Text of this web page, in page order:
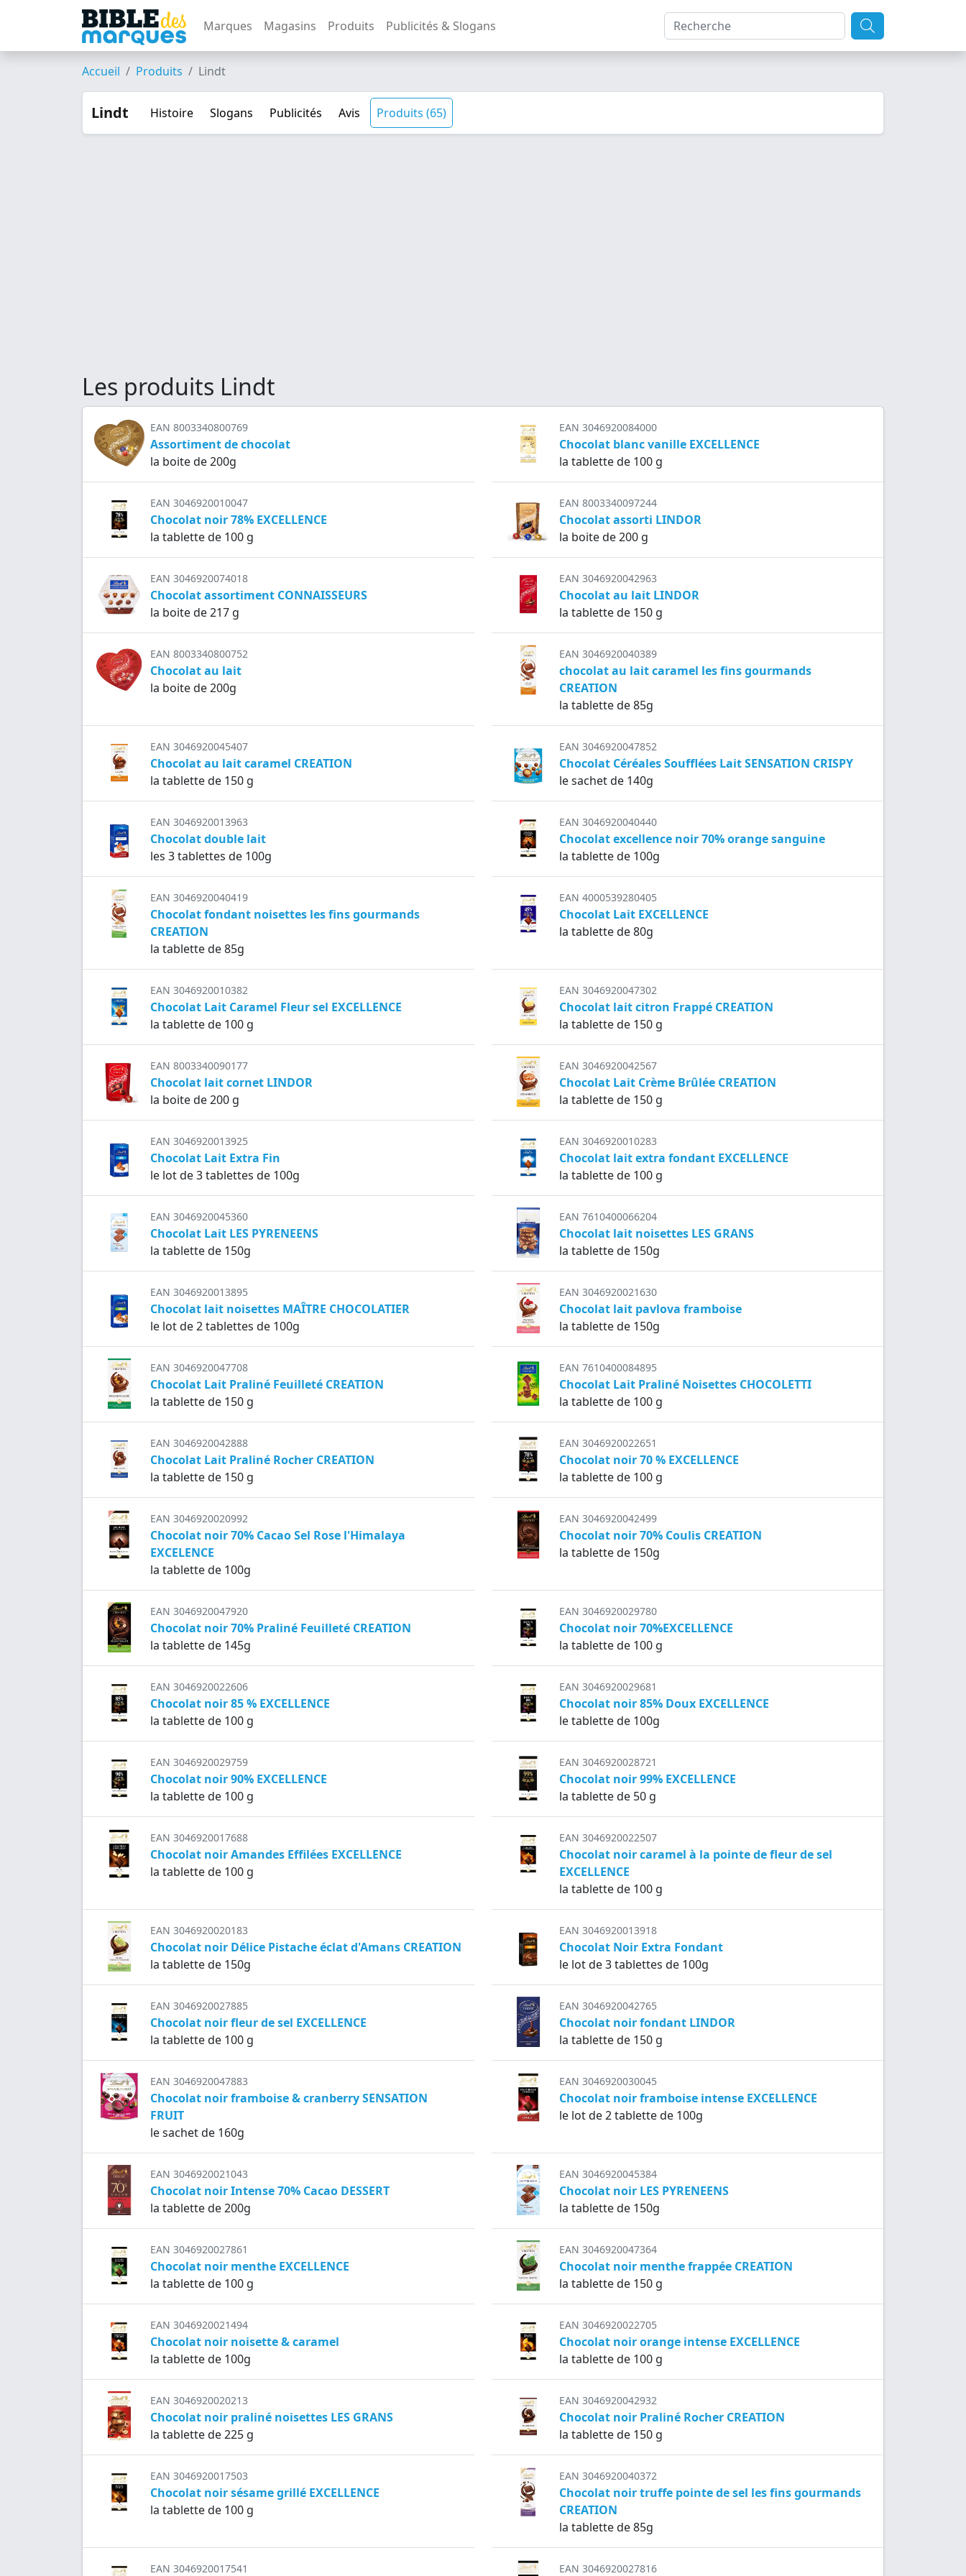
Marques Magasins Produits Publicités & Slogans
Accueil Produits Lindt
Lindt Histoire Slogans Publicités Avis Produits (65)
Les produits Lindt
EAN 8003340800769
Assortiment de chocolat
la boite de 200g
EAN 3046920084000
Chocolat blanc vanille EXCELLENCE
la tablette de 100 g
EAN 3046920010047
Chocolat noir 78% EXCELLENCE
la tablette de 100 g
EAN 8003340097244
Chocolat assorti LINDOR
la boite de 200 g
EAN 3046920074018
Chocolat assortiment CONNAISSEURS
la boite de 217 g
EAN 3046920042963
Chocolat au lait LINDOR
la tablette de 150 g
EAN 8003340800752
Chocolat au lait
la boite de 200g
EAN 3046920040389
chocolat au lait caramel les fins gourmands
CREATION
la tablette de 85g
EAN 3046920045407
Chocolat au lait caramel CREATION
la tablette de 150 g
EAN 3046920047852
Chocolat Céréales Soufflées Lait SENSATION CRISPY
le sachet de 140g
EAN 3046920013963
Chocolat double lait
les 3 tablettes de 100g
EAN 3046920040440
Chocolat excellence noir 70% orange sanguine
la tablette de 100g
EAN 3046920040419
Chocolat fondant noisettes les fins gourmands
CREATION
la tablette de 85g
EAN 4000539280405
Chocolat Lait EXCELLENCE
la tablette de 80g
EAN 3046920010382
Chocolat Lait Caramel Fleur sel EXCELLENCE
la tablette de 100 g
EAN 3046920047302
Chocolat lait citron Frappé CREATION
la tablette de 150 g
EAN 8003340090177
Chocolat lait cornet LINDOR
la boite de 200 g
EAN 3046920042567
Chocolat Lait Crème Brûlée CREATION
la tablette de 150 g
EAN 3046920013925
Chocolat Lait Extra Fin
le lot de 3 tablettes de 100g
EAN 3046920010283
Chocolat lait extra fondant EXCELLENCE
la tablette de 100 g
EAN 3046920045360
Chocolat Lait LES PYRENEENS
la tablette de 150g
EAN 7610400066204
Chocolat lait noisettes LES GRANS
la tablette de 150g
EAN 3046920013895
Chocolat lait noisettes MAÎTRE CHOCOLATIER
le lot de 2 tablettes de 100g
EAN 3046920021630
Chocolat lait pavlova framboise
la tablette de 150g
EAN 3046920047708
Chocolat Lait Praliné Feuilleté CREATION
la tablette de 150 g
EAN 7610400084895
Chocolat Lait Praliné Noisettes CHOCOLETTI
la tablette de 100 g
EAN 3046920042888
Chocolat Lait Praliné Rocher CREATION
la tablette de 150 g
EAN 3046920022651
Chocolat noir 70 % EXCELLENCE
la tablette de 100 g
EAN 3046920020992
Chocolat noir 70% Cacao Sel Rose l'Himalaya
EXCELENCE
la tablette de 100g
EAN 3046920042499
Chocolat noir 70% Coulis CREATION
la tablette de 150g
EAN 3046920047920
Chocolat noir 70% Praliné Feuilleté CREATION
la tablette de 145g
EAN 3046920029780
Chocolat noir 70%EXCELLENCE
la tablette de 100 g
EAN 3046920022606
Chocolat noir 85 % EXCELLENCE
la tablette de 100 g
EAN 3046920029681
Chocolat noir 85% Doux EXCELLENCE
le tablette de 100g
EAN 3046920029759
Chocolat noir 90% EXCELLENCE
la tablette de 100 g
EAN 3046920028721
Chocolat noir 99% EXCELLENCE
la tablette de 50 g
EAN 3046920017688
Chocolat noir Amandes Effilées EXCELLENCE
la tablette de 100 g
EAN 3046920022507
Chocolat noir caramel à la pointe de fleur de sel
EXCELLENCE
la tablette de 100 g
EAN 3046920020183
Chocolat noir Délice Pistache éclat d'Amans CREATION
la tablette de 150g
EAN 3046920013918
Chocolat Noir Extra Fondant
le lot de 3 tablettes de 100g
EAN 3046920027885
Chocolat noir fleur de sel EXCELLENCE
la tablette de 100 g
EAN 3046920042765
Chocolat noir fondant LINDOR
la tablette de 150 g
EAN 3046920047883
Chocolat noir framboise & cranberry SENSATION
FRUIT
le sachet de 160g
EAN 3046920030045
Chocolat noir framboise intense EXCELLENCE
le lot de 2 tablette de 100g
EAN 3046920021043
Chocolat noir Intense 70% Cacao DESSERT
la tablette de 200g
EAN 3046920045384
Chocolat noir LES PYRENEENS
la tablette de 150g
EAN 3046920027861
Chocolat noir menthe EXCELLENCE
la tablette de 100 g
EAN 3046920047364
Chocolat noir menthe frappée CREATION
la tablette de 150 g
EAN 3046920021494
Chocolat noir noisette & caramel
la tablette de 100g
EAN 3046920022705
Chocolat noir orange intense EXCELLENCE
la tablette de 100 g
EAN 3046920020213
Chocolat noir praliné noisettes LES GRANS
la tablette de 225 g
EAN 3046920042932
Chocolat noir Praliné Rocher CREATION
la tablette de 150 g
EAN 3046920017503
Chocolat noir sésame grillé EXCELLENCE
la tablette de 100 g
EAN 3046920040372
Chocolat noir truffe pointe de sel les fins gourmands
CREATION
la tablette de 85g
EAN 3046920017541 EAN 3046920027816